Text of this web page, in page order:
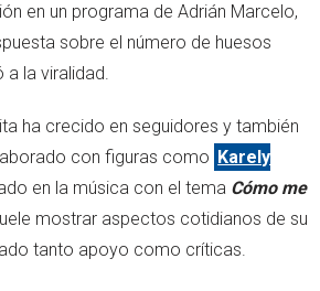
en un programa de Adrián Marcelo,
sobre el número de huesos
a la viralidad.
ha crecido en seguidores y también
con figuras como Karely
en la música con el tema Cómo me
mostrar aspectos cotidianos de su
tanto apoyo como críticas.